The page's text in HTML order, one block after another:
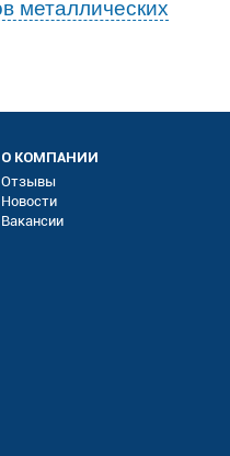
металлических
О КОМПАНИИ
Отзывы
Новости
Вакансии